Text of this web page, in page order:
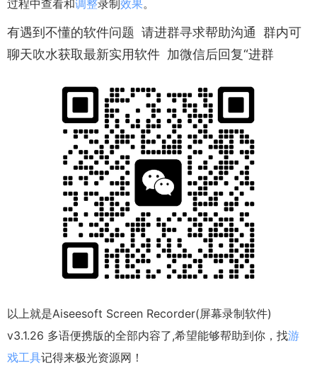
过程中查看和调整录制 效果。
有遇到不懂的软件问题 请进群寻求帮助沟通 群内可
聊天吹水获取最新实用软件 加微信后回复“进群
以上就是Aiseesoft Screen Recorder(屏幕录制软件)
v3.1.26 多语便携版的全部内容了,希望能够帮助到你，找游
戏工具记得来极光资源网！